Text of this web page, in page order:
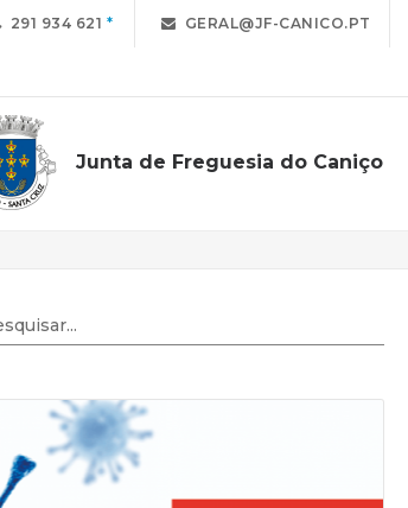
291 934 621 GERAL@JF-CANICO.PT
Junta de Freguesia do Caniço